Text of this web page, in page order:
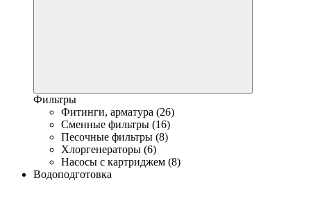
Фильтры
Фитинги, арматура (26)
Сменные фильтры (16)
Песочные фильтры (8)
Хлоргенераторы (6)
Насосы с картриджем (8)
Водоподготовка